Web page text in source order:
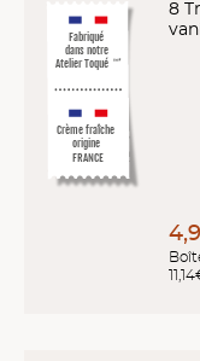
Fabriqué
dans notre
Atelier Toqué ™*
Crème fraîche
origine
FRANCE
8